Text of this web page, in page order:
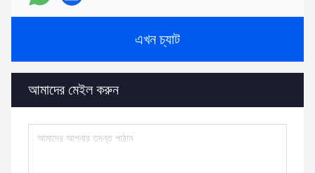
এখন চ্যাট
আমাদের মেইল ​​করুন